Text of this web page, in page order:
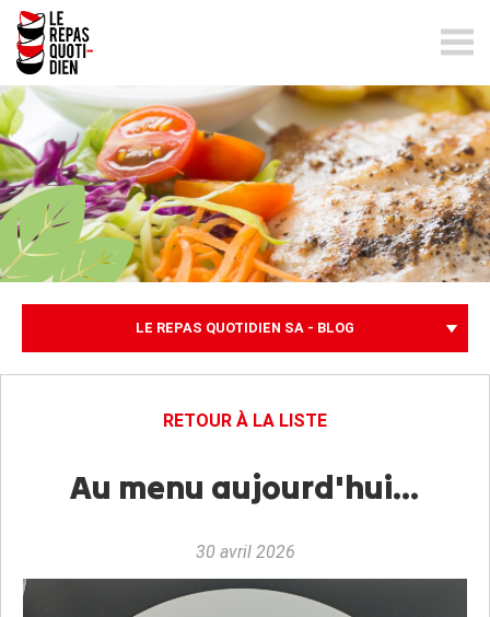
LE REPAS QUOTIDIEN SA - BLOG
RETOUR À LA LISTE
Au menu aujourd'hui...
30 avril 2026